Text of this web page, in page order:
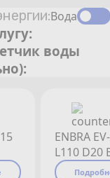
Вода
воды
ENBRA
L110 D20